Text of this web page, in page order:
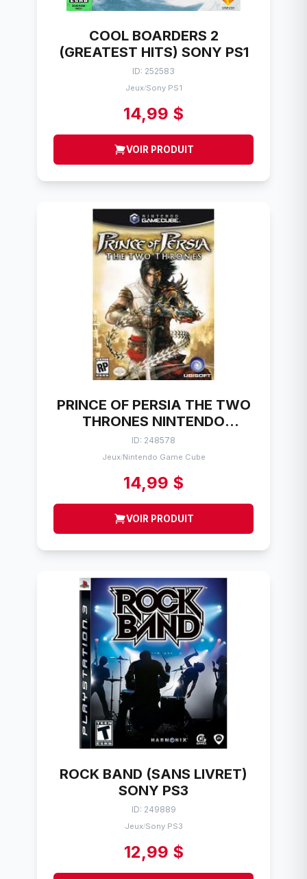
COOL BOARDERS 2
(GREATEST HITS) SONY PS1
ID: 252583
Jeux/Sony PS1
14,99 $
VOIR PRODUIT
PRINCE OF PERSIA THE TWO
THRONES NINTENDO
GAMECUBE
ID: 248578
Jeux/Nintendo Game Cube
14,99 $
VOIR PRODUIT
ROCK BAND (SANS LIVRET)
SONY PS3
ID: 249889
Jeux/Sony PS3
12,99 $